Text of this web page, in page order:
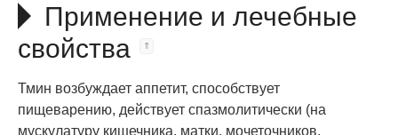
Применение и лечебные
свойства
Тмин возбуждает аппетит, способствует
пищеварению, действует спазмолитически (на
мускулатуру кишечника, матки, мочеточников,